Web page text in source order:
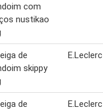
com
nustikao
de
skippy
E.Leclerc
de
E.Leclerc